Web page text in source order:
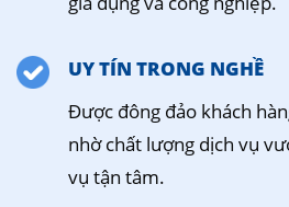
UY TÍN TRONG NGHỀ
Được đông đảo khách
nhờ chất lượng dịch vụ
vụ tận tâm.